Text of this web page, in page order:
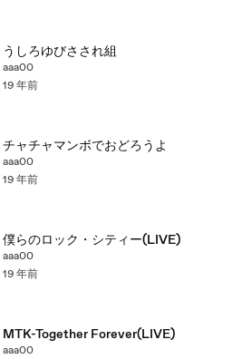
うしろゆびさされ組
aaa00
19 年前
チャチャマンボでおどろうよ
aaa00
19 年前
僕らのロック・シティー(LIVE)
aaa00
19 年前
MTK-Together Forever(LIVE)
aaa00